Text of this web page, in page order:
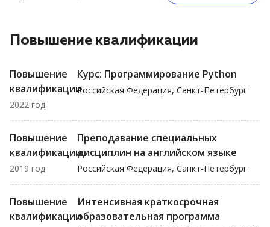
Повышение квалификации
Повышение
квалификации
2022 год
Курс: Программирование Python
Российская Федерация, Санкт-Петербург
Повышение
квалификации
2019 год
Преподавание специальных
дисциплин на английском языке
Российская Федерация, Санкт-Петербург
Повышение
квалификации
Интенсивная краткосрочная
образовательная программа